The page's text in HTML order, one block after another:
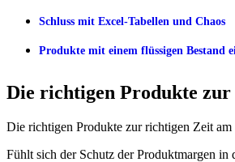
Schluss mit Excel-Tabellen und Chaos
Produkte mit einem flüssigen Bestand
Die richtigen Produkte
Die richtigen Produkte zur richtigen Zeit
Fühlt sich der Schutz der Produktmargen